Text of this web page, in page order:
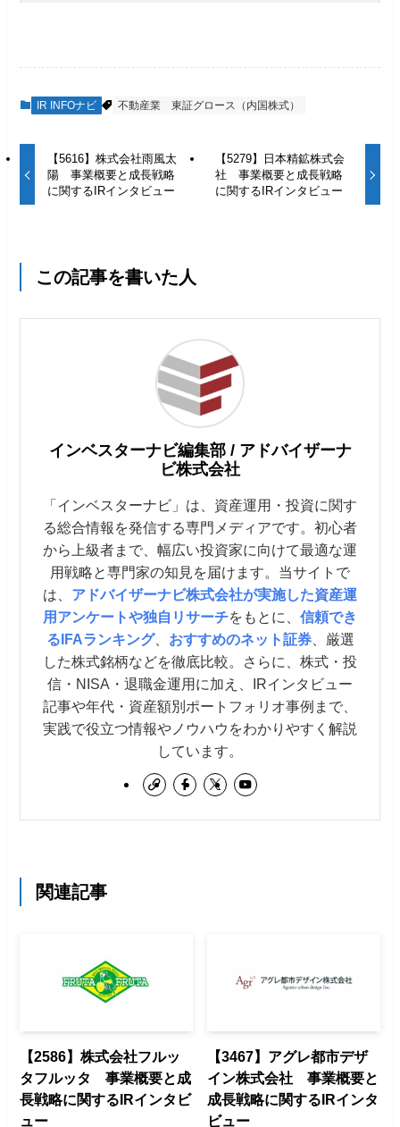
IR INFOナビ 不動産業 東証グロース（内国株式）
【5616】株式会社雨風太
陽 事業概要と成長戦略
に関するIRインタビュー
【5279】日本精鉱株式会
社 事業概要と成長戦略
に関するIRインタビュー
この記事を書いた人
インベスターナビ編集部 / アドバイザーナ
ビ株式会社
「インベスターナビ」は、資産運用・投資に関す
る総合情報を発信する専門メディアです。初心者
から上級者まで、幅広い投資家に向けて最適な運
用戦略と専門家の知見を届けます。当サイトで
は、 アドバイザーナビ株式会社が実施した資産運
用アンケートや独自リサーチをもとに、 信頼でき
るIFAランキング、 おすすめのネット証券、厳選
した株式銘柄などを徹底比較。さらに、株式・投
信・NISA・退職金運用に加え、IRインタビュー
記事や年代・資産額別ポートフォリオ事例まで、
実践で役立つ情報やノウハウをわかりやすく解説
しています。
関連記事
【2586】株式会社フルッ
タフルッタ 事業概要と成
長戦略に関するIRインタビ
ュー
【3467】アグレ都市デザ
イン株式会社 事業概要と
成長戦略に関するIRインタ
ビュー